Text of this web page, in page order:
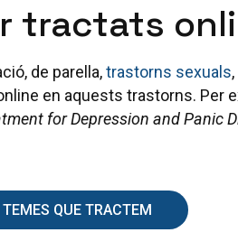
tractats
de parella,trastorns sexuals
en aquests trastorns. Per
for Depression and Panic
TEMES QUE TRACTEM